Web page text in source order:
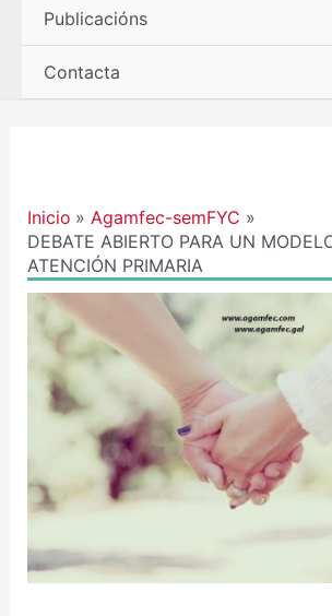
Publicacións
Contacta
Inicio
Agamfec-semFYC
DEBATE ABIERTO PARA UN
ATENCIÓN PRIMARIA